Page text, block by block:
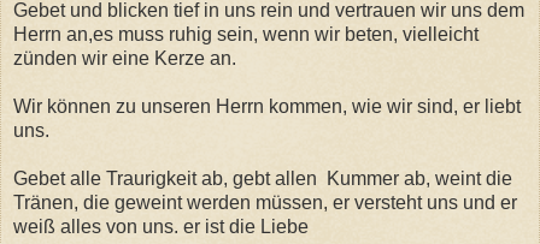
Gebet und blicken tief in uns rein und vertrauen wir uns dem
Herrn an,es muss ruhig sein, wenn wir beten, vielleicht
zünden wir eine Kerze an.
Wir können zu unseren Herrn kommen, wie wir sind, er liebt
uns.
Gebet alle Traurigkeit ab, gebt allen Kummer ab, weint die
Tränen, die geweint werden müssen, er versteht uns und er
weiß alles von uns. er ist die Liebe